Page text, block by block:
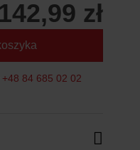
142,99 zł
+48 84 685 02 02